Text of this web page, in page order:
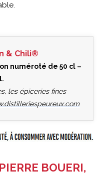
& Chili®
numéroté de 50 cl –
les épiceries fines
BOUERI,